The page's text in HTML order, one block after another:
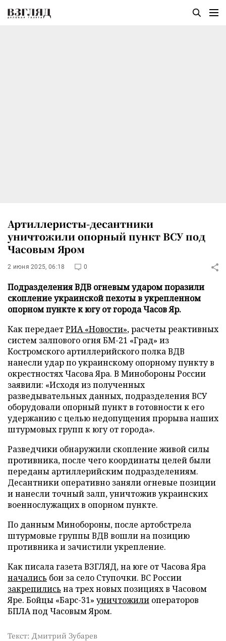
Артиллеристы-десантники
уничтожили опорный пункт ВСУ под
Часовым Яром
2 июня 2025, 06:18 0
Подразделения ВДВ огневым ударом поразили
скопление украинской пехоты в укрепленном
опорном пункте к югу от города Часов Яр.
Как передаетРИА «Новости», расчеты реактивных
систем залпового огня БМ-21 «Град» из
Костромского артиллерийского полка ВДВ
нанесли удар по украинскому опорному пункту в
окрестностях Часова Яра. В Минобороны России
заявили: «Исходя из полученных
разведывательных данных, подразделения ВСУ
оборудовали опорный пункт в готовности к его
удержанию с целью недопущения прорыва наших
штурмовых групп к югу от города».
Разведчики обнаружили скопление живой силы
противника, после чего координаты целей были
переданы артиллерийским подразделениям.
Десантники оперативно заняли огневые позиции
и нанесли точный залп, уничтожив украинских
военнослужащих в опорном пункте.
По данным Минобороны, после артобстрела
штурмовые группы ВДВ вошли на позицию
противника и зачистили укрепление.
Как писала газета ВЗГЛЯД, на юге от Часова Яра
начались бои за село Ступочки. ВС России
закрепились на трех новых позициях в Часовом
Яре. Бойцы «Барс-31» уничтожили операторов
БПЛА под Часовым Яром.
Текст: Дмитрий Зубарев